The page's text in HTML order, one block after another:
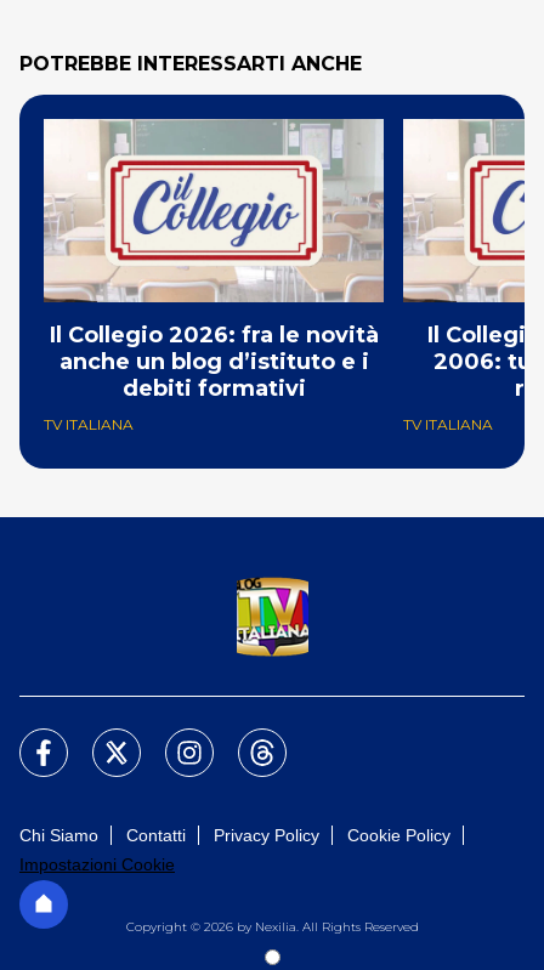
POTREBBE INTERESSARTI ANCHE
Il Collegio 2026: fra le novità
anche un blog d’istituto e i
debiti formativi
TV ITALIANA
Il
2006:
TV ITALIANA
Chi Siamo Contatti Privacy Policy
Cookie Policy
Impostazioni Cookie
Copyright © 2026 by Nexilia. All Rights Reserved